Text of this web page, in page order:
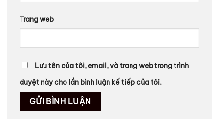
Trang web
Lưu tên của tôi, email, và trang web trong trình
duyệt này cho lần bình luận kế tiếp của tôi.